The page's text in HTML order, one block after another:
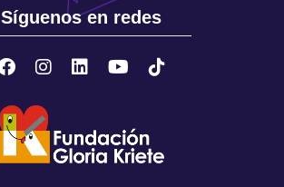
Síguenos en redes